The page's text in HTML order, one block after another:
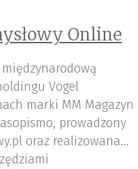
Online
międzynarodową
Vogel
marki MM Magazyn
prowadzony
oraz realizowana